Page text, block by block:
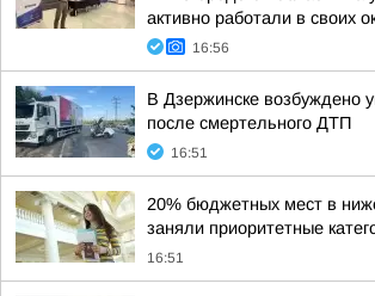
активно работали в своих
16:56
В Дзержинске возбуждено
после смертельного ДТП
16:51
20% бюджетных мест в
заняли приоритетные
16:51